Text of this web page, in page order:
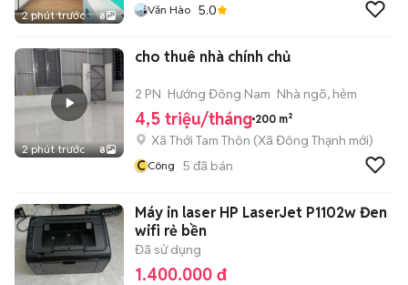
2 phút trước 8 Văn Hào 5.0
2 phút trước 8
cho thuê nhà chính chủ
2 PN Hướng Đông Nam Nhà ngõ, hẻm
4,5 triệu/tháng 200 m²
Xã Thới Tam Thôn (Xã Đông Thạnh mới)
CCông 5 đã bán
Máy in laser HP LaserJet P1102w Đen
wifi rẻ bền
Đã sử dụng
1.400.000 đ